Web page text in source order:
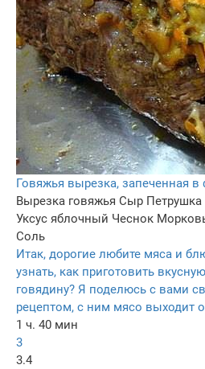
Говяжья вырезка, запеченная в
Вырезка говяжья Сыр
Уксус яблочный Чеснок
Соль
Итак, дорогие любите мяса и
узнать, как приготовить
говядину? Я поделюсь с вами
рецептом, с ним мясо выходит
1 ч. 40 мин
3
3.4